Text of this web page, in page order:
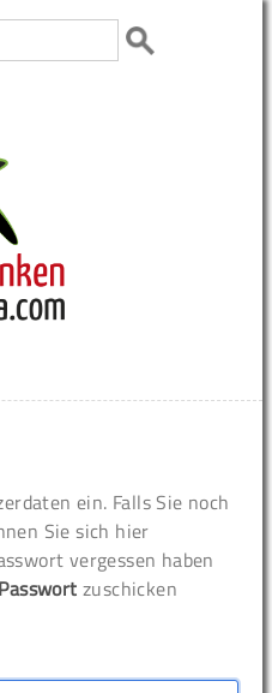
ein. Falls Sie noch
Sie sich hier
vergessen haben
zuschicken